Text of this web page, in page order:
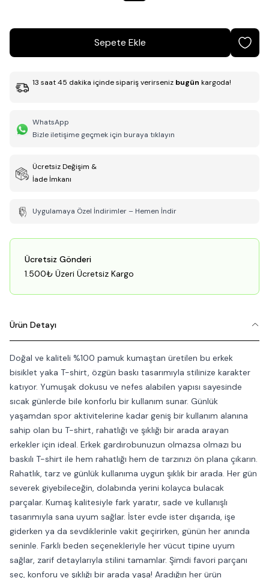
Sepete Ekle
13 saat45 dakika içinde sipariş verirseniz bugün kargoda!
WhatsApp
Bizle iletişime geçmek için buraya tıklayın
Ücretsiz Değişim &
İade İmkanı
Uygulamaya Özel İndirimler – Hemen İndir
Ücretsiz Gönderi
1.500₺ Üzeri Ücretsiz Kargo
Ürün Detayı
Doğal ve kaliteli %100 pamuk kumaştan üretilen bu erkek
bisiklet yaka T-shirt, özgün baskı tasarımıyla stilinize karakter
katıyor. Yumuşak dokusu ve nefes alabilen yapısı sayesinde
sıcak günlerde bile konforlu bir kullanım sunar. Günlük
yaşamdan spor aktivitelerine kadar geniş bir kullanım alanına
sahip olan bu T-shirt, rahatlığı ve şıklığı bir arada arayan
erkekler için ideal. Erkek gardırobunuzun olmazsa olmazı bu
baskılı T-shirt ile hem rahatlığı hem de tarzınızı ön plana çıkarın.
Rahatlık, tarz ve günlük kullanıma uygun şıklık bir arada. Her gün
severek giyebileceğin, dolabında yerini kolayca bulacak
parçalar. Kumaş kalitesiyle fark yaratır, sade ve kullanışlı
tasarımıyla sana uyum sağlar. İster evde ister dışarıda, işe
giderken ya da sevdiklerinle vakit geçirirken, günün her anında
seninle. Farklı beden seçenekleriyle her vücut tipine uyum
sağlar, zarif detaylarıyla stilini tamamlar. Şimdi favori parçanı
seç, konforu ve şıklığı bir arada yaşa! Aradığın her ürün